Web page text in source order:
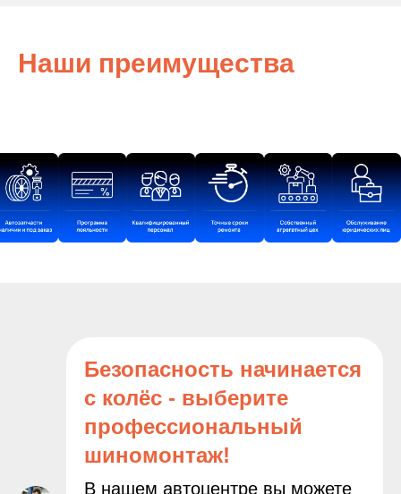
Наши преимущества
Безопасность начинается
с колёс - выберите
профессиональный
шиномонтаж!
В нашем автоцентре вы можете